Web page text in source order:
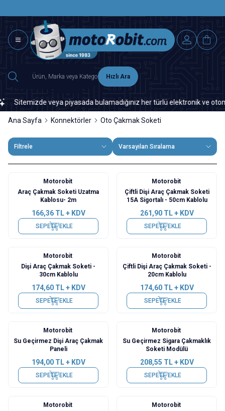
Hızlı Ara
veya piyasada bulamadığınız her türlü elektronik ve
Ana Sayfa Konnektörler Oto Çakmak Soketi
Filtrele Varsayılan Sıralama
Motorobit
Araç Çakmak Soketi Uzatma
Kablosu- 2m
166,36TL + KDV
SEPETE EKLE
Motorobit
Çiftli Dişi Araç Çakmak Soketi
15A Sigortalı - 50cm Kablolu
261,90TL + KDV
SEPETE EKLE
Motorobit
Dişi Araç Çakmak Soketi -
30cm Kablolu
174,60TL + KDV
SEPETE EKLE
Motorobit
Çiftli Dişi Araç Çakmak Soketi -
20cm Kablolu
174,60TL + KDV
SEPETE EKLE
Motorobit
Su Geçirmez Dişi Araç Çakmak
Paneli
194,00TL + KDV
SEPETE EKLE
Motorobit
Su Geçirmez Sigara Çakmaklık
Soketi Modülü
208,55 TL + KDV
SEPETE EKLE
Motorobit
Motorobit